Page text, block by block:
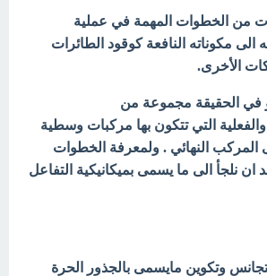
من الخطوات المهمة في عملية
مكوناته النافعة كوقود الطائرات
الأخرى.
في الحقيقة مجموعة من
التي تتكون بها مركبات وسطية
المركب النهائي . ولمعرفة الخطوات
ان نلجأ الى ما يسمى بميكانيكية التفاعل
وتكوين مايسمى بالجذور الحرة